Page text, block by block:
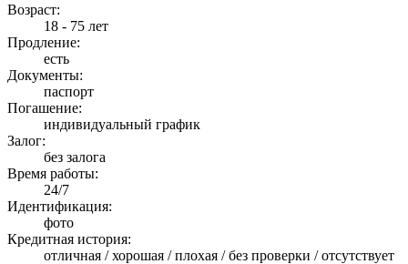
Возраст:
18 - 75 лет
Продление:
есть
Документы:
паспорт
Погашение:
индивидуальный график
Залог:
без залога
Время работы:
24/7
Идентификация:
фото
Кредитная история:
отличная / хорошая / плохая / без проверки / отсутствует